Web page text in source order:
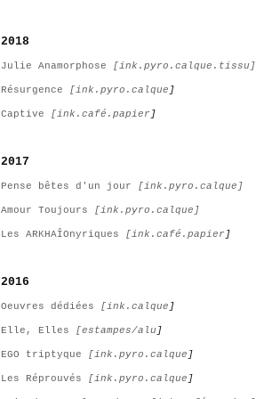
2018
Julie Anamorphose [ink.pyro.calque.tissu]
Résurgence [ink.pyro.calque ]
Captive [ink.café.papier ]
2017
Pense bêtes d'un jour [ink.pyro.calque]
Amour Toujours [ink.pyro.calque]
Les ARKHAÎOnyriques [ink.café.papier ]
2016
Oeuvres dédiées [ink.calque ]
Elle, Elles [estampes/alu ]
EGO triptyque [ink.pyro.calque ]
Les Réprouvés [ink.pyro.calque ]